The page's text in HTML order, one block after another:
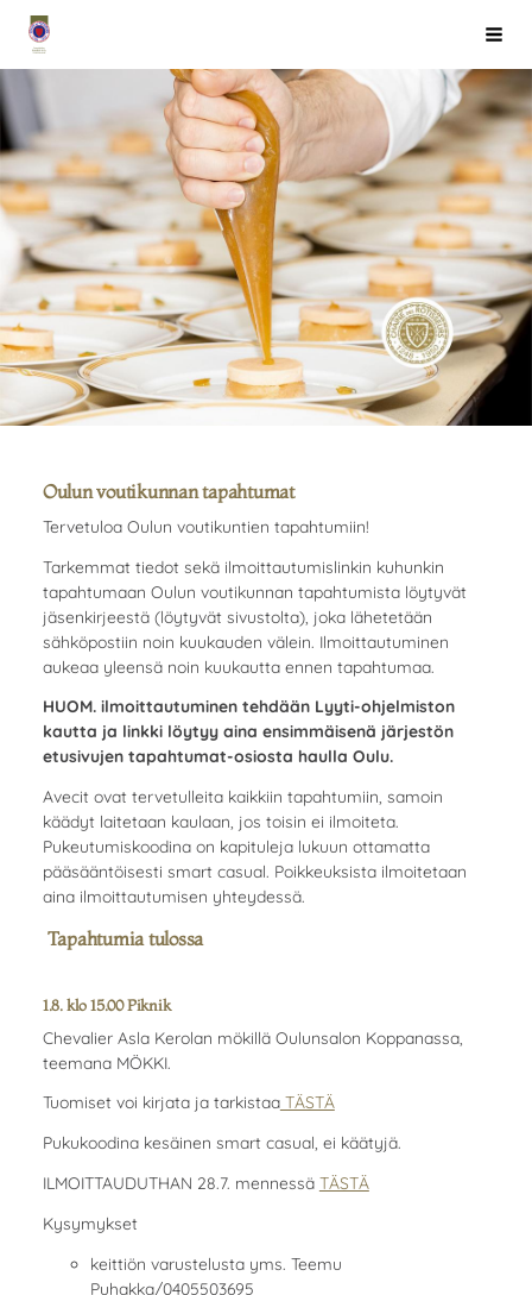
Siirry
sivun
sisältöön
Chaîne des Rôtisseurs Finlande ry
Oulun voutikunnan tapahtumat
Tervetuloa Oulun voutikuntien tapahtumiin!
Tarkemmat tiedot sekä ilmoittautumislinkin kuhunkin
tapahtumaan Oulun voutikunnan tapahtumista löytyvät
jäsenkirjeestä (löytyvät sivustolta), joka lähetetään
sähköpostiin noin kuukauden välein. Ilmoittautuminen
aukeaa yleensä noin kuukautta ennen tapahtumaa.
HUOM. ilmoittautuminen tehdään Lyyti-ohjelmiston
kautta ja linkki löytyy aina ensimmäisenä järjestön
etusivujen tapahtumat-osiosta haulla Oulu.
Avecit ovat tervetulleita kaikkiin tapahtumiin, samoin
käädyt laitetaan kaulaan, jos toisin ei ilmoiteta.
Pukeutumiskoodina on kapituleja lukuun ottamatta
pääsääntöisesti smart casual. Poikkeuksista ilmoitetaan
aina ilmoittautumisen yhteydessä.
Tapahtumia tulossa
1.8. klo 15.00 Piknik
Chevalier Asla Kerolan mökillä Oulunsalon Koppanassa,
teemana MÖKKI.
Tuomiset voi kirjata ja tarkistaaTÄSTÄ
Pukukoodina kesäinen smart casual, ei käätyjä.
ILMOITTAUDUTHAN 28.7. mennessä TÄSTÄ
Kysymykset
keittiön varustelusta yms. Teemu
Puhakka/0405503695